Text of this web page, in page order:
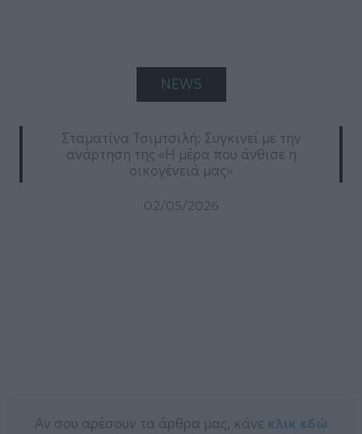
NEWS
Σταματίνα Τσιμτσιλή: Συγκινεί με την
ανάρτηση της «Η μέρα που άνθισε η
οικογένειά μας»
02/05/2026
Αν σου αρέσουν τα άρθρα μας, κάνε κλικ εδώ